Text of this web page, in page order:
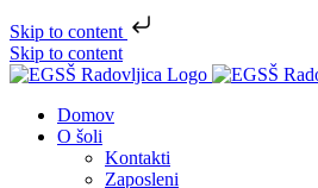
Skip to content
Skip to content
Domov
O šoli
Kontakti
Zaposleni